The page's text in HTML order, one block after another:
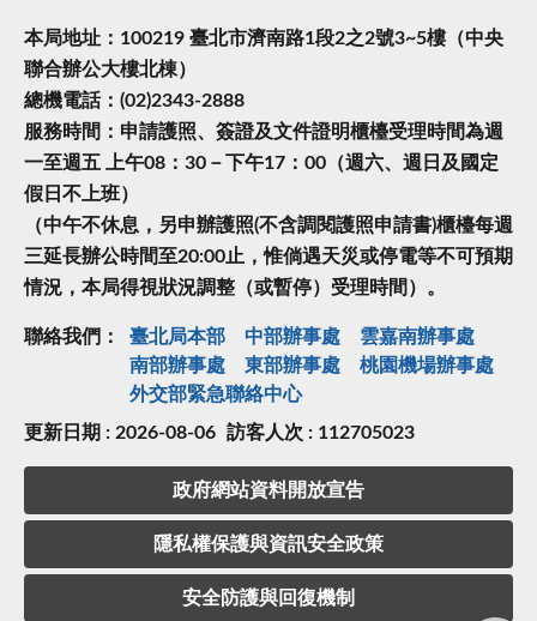
本局地址：100219 臺北市濟南路1段2之2號3~5樓（中央
聯合辦公大樓北棟）
總機電話：(02)2343-2888
服務時間：申請護照、簽證及文件證明櫃檯受理時間為週
一至週五 上午08：30－下午17：00（週六、週日及國定
假日不上班）
（中午不休息，另申辦護照(不含調閱護照申請書)櫃檯每週
三延長辦公時間至20:00止，惟倘遇天災或停電等不可預期
情況，本局得視狀況調整（或暫停）受理時間）。
聯絡我們： 臺北局本部 中部辦事處
雲嘉南辦事處
南部辦事處
東部辦事處
桃園機場辦事處
外交部緊急聯絡中⼼
更新日期 : 2026-08-06 訪客人次 : 112705023
政府網站資料開放宣告
隱私權保護與資訊安全政策
安全防護與回復機制